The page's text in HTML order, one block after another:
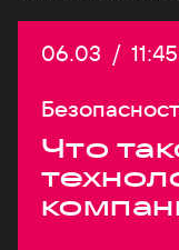
Дата:
06.03 / 11:45
Что